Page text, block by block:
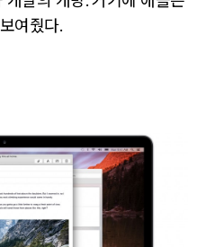
여줬다.